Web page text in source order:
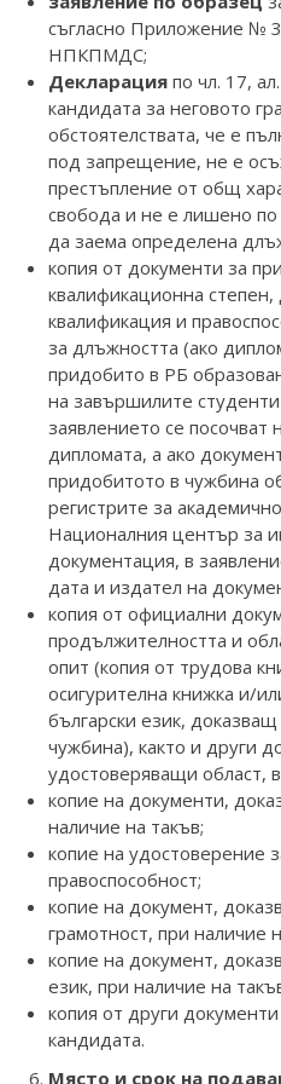
съгласно Приложение №
НПКПМДС;
Декларация по чл. 17,
кандидата за неговото
обстоятелствата, че е
под запрещение, не е
престъпление от общ
свобода и не е лишено
да заема определена
копия от документи за
квалификационна
квалификация и
за длъжността (ако
придобито в РБ
на завършилите
заявлението се
дипломата, а ако
придобитото в чужбина
регистрите за
Националния център за
документация, в
дата и издател на
копия от официални
продължителността и
опит (копия от трудова
осигурителна книжка и/
български език,
чужбина), както и други
удостоверяващи област,
копие на документи,
наличие на такъв;
копие на удостоверение
правоспособност;
копие на документ,
грамотност, при наличие
копие на документ,
език, при наличие на
копия от други
кандидата.
Място и срок на